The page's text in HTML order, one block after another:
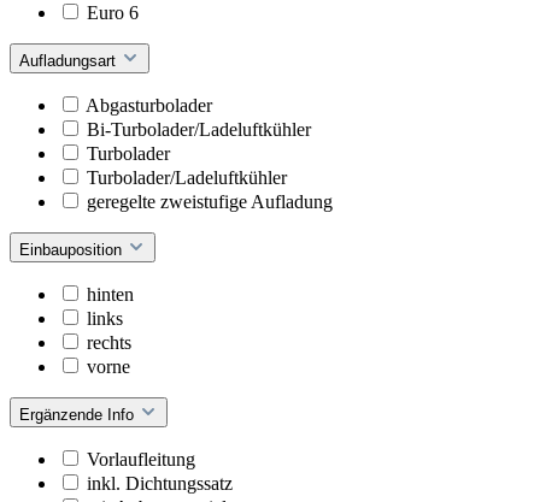
Euro 6
Aufladungsart
Abgasturbolader
Bi-Turbolader/Ladeluftkühler
Turbolader
Turbolader/Ladeluftkühler
geregelte zweistufige Aufladung
Einbauposition
hinten
links
rechts
vorne
Ergänzende Info
Vorlaufleitung
inkl. Dichtungssatz